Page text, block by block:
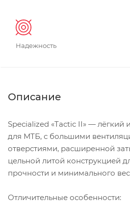
Надежность
Описание
Specialized «Tactic II» —
для МТБ, с большими
отверстиями, расширенной
цельной литой конструкцией
прочности и минимального
Отличительные особенности: